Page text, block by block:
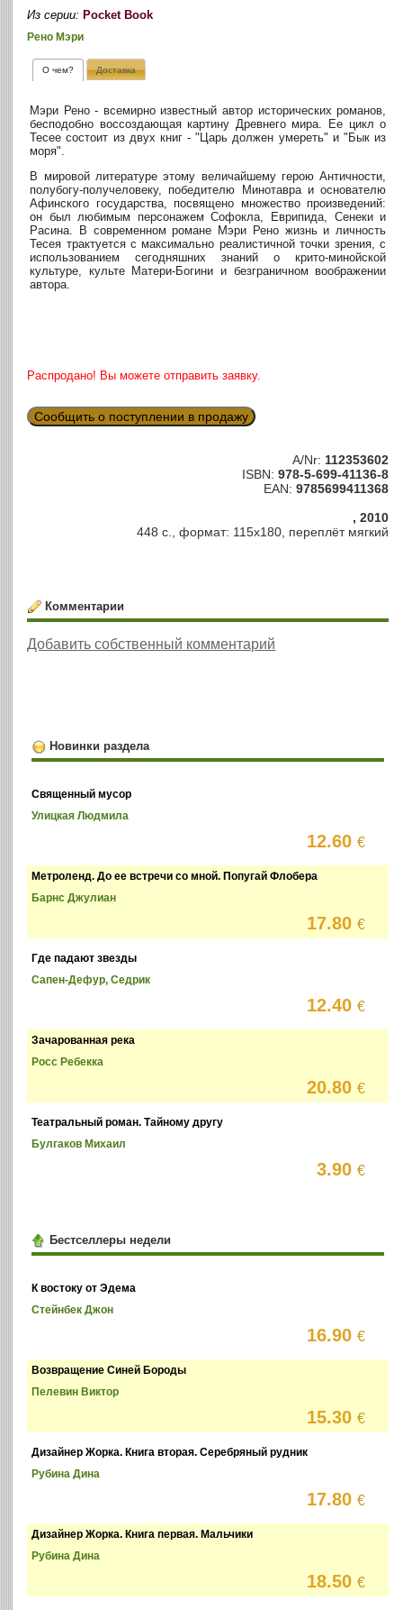
Из серии:Pocket Book
Рено Мэри
О чем? Доставка
Мэри Рено - всемирно известный автор исторических романов,
бесподобно воссоздающая картину Древнего мира. Ее цикл о
Тесее состоит из двух книг - "Царь должен умереть" и "Бык из
моря".
В мировой литературе этому величайшему герою Античности,
полубогу-получеловеку, победителю Минотавра и основателю
Афинского государства, посвящено множество произведений:
он был любимым персонажем Софокла, Еврипида, Сенеки и
Расина. В современном романе Мэри Рено жизнь и личность
Тесея трактуется с максимально реалистичной точки зрения, с
использованием сегодняшних знаний о крито-минойской
культуре, культе Матери-Богини и безграничном воображении
автора.
Распродано! Вы можете отправить заявку.
Сообщить о поступлении в продажу
A/Nr: 112353602
ISBN: 978-5-699-41136-8
EAN: 9785699411368
, 2010
448 с., формат: 115х180, переплёт мягкий
Комментарии
Добавить собственный комментарий
Новинки раздела
Священный мусор
Улицкая Людмила
12.60€
Метроленд. До ее встречи со мной. Попугай Флобера
Барнс Джулиан
17.80€
Где падают звезды
Сапен-Дефур, Седрик
12.40€
Зачарованная река
Росс Ребекка
20.80€
Театральный роман. Тайному другу
Булгаков Михаил
3.90€
Бестселлеры недели
К востоку от Эдема
Стейнбек Джон
16.90€
Возвращение Синей Бороды
Пелевин Виктор
15.30€
Дизайнер Жорка. Книга вторая. Серебряный рудник
Рубина Дина
17.80€
Дизайнер Жорка. Книга первая. Мальчики
Рубина Дина
18.50€